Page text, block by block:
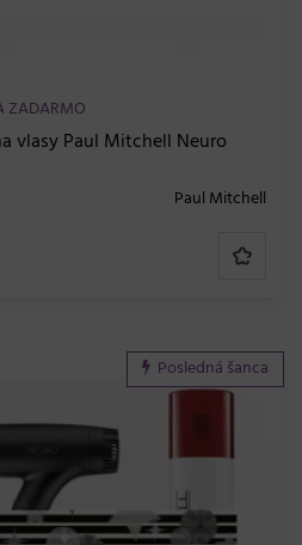
ZADARMO
vlasy Paul Mitchell Neuro
Paul Mitchell
Posledná šanca